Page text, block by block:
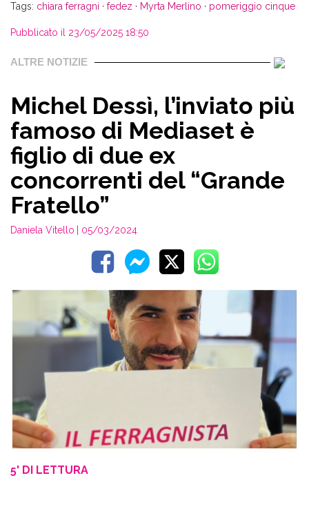
Tags: chiara ferragni · fedez · Myrta Merlino · pomeriggio cinque
Pubblicato il 23/05/2025 18:50
ALTRE NOTIZIE
Michel Dessì, l’inviato più
famoso di Mediaset è
figlio di due ex
concorrenti del “Grande
Fratello”
Daniela Vitello | 05/03/2024
5' DI LETTURA